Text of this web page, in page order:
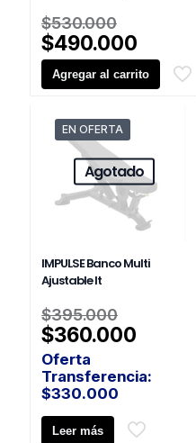
$530.000
precio
original
era:
$490.000
precio
actual
Agregar al carrito
EN OFERTA
Agotado
IMPULSE Banco Multi
Ajustable It
$395.000
precio
era:
$360.000
actual
Oferta
Transferencia:
$330.000
Leer más